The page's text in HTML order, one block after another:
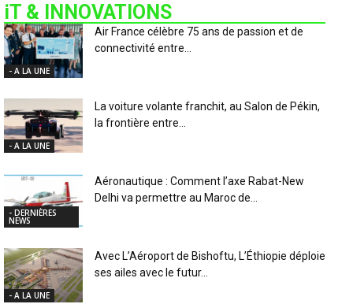
iT & INNOVATIONS
- A LA UNE
Air France célèbre 75 ans de passion et de
connectivité entre...
- A LA UNE
La voiture volante franchit, au Salon de Pékin,
la frontière entre...
- DERNIÈRES
NEWS
Aéronautique : Comment l’axe Rabat-New
Delhi va permettre au Maroc de...
- A LA UNE
Avec L’Aéroport de Bishoftu, L’Éthiopie déploie
ses ailes avec le futur...